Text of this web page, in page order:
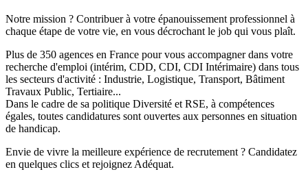
Notre mission ? Contribuer à votre épanouissement professionnel à
chaque étape de votre vie, en vous décrochant le job qui vous plaît.
Plus de 350 agences en France pour vous accompagner dans votre
recherche d'emploi (intérim, CDD, CDI, CDI Intérimaire) dans tous
les secteurs d'activité : Industrie, Logistique, Transport, Bâtiment
Travaux Public, Tertiaire...
Dans le cadre de sa politique Diversité et RSE, à compétences
égales, toutes candidatures sont ouvertes aux personnes en situation
de handicap.
Envie de vivre la meilleure expérience de recrutement ? Candidatez
en quelques clics et rejoignez Adéquat.